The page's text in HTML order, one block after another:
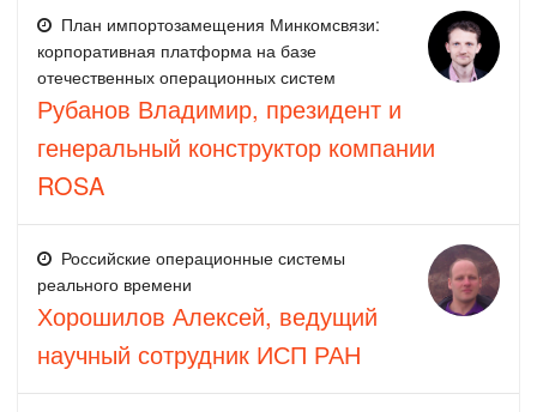
План импортозамещения Минкомсвязи:
корпоративная платформа на базе
отечественных операционных систем
Рубанов Владимир, президент и
генеральный конструктор компании
ROSA
Российские операционные системы
реального времени
Хорошилов Алексей, ведущий
научный сотрудник ИСП РАН